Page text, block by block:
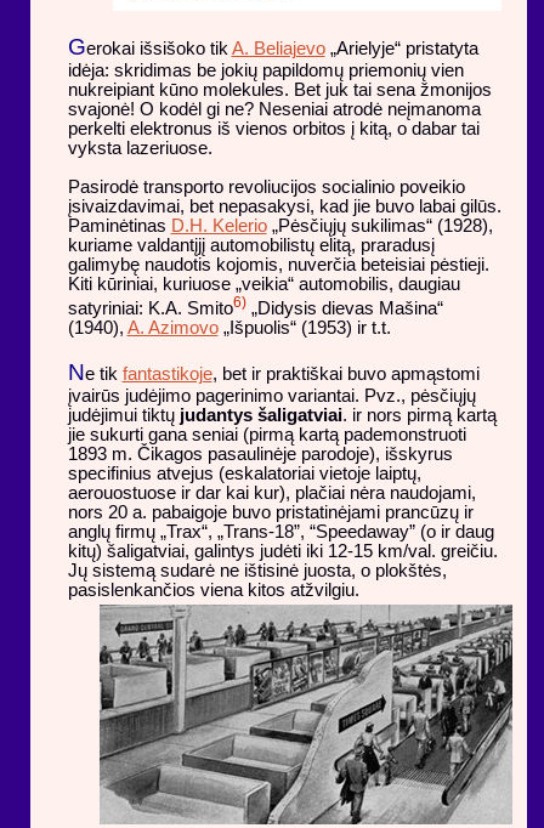
Gerokai išsišoko tik A. Beliajevo„Arielyje“ pristatyta
idėja: skridimas be jokių papildomų priemonių vien
nukreipiant kūno molekules. Bet juk tai sena žmonijos
svajonė! O kodėl gi ne? Neseniai atrodė neįmanoma
perkelti elektronus iš vienos orbitos į kitą, o dabar tai
vyksta lazeriuose.
Pasirodė transporto revoliucijos socialinio poveikio
įsivaizdavimai, bet nepasakysi, kad jie buvo labai gilūs.
Paminėtinas D.H. Kelerio„Pėsčiųjų sukilimas“ (1928),
kuriame valdantįjį automobilistų elitą, praradusį
galimybę naudotis kojomis, nuverčia beteisiai pėstieji.
Kiti kūriniai, kuriuose „veikia“ automobilis, daugiau
satyriniai: K.A. Smito6)„Didysis dievas Mašina“
(1940), A. Azimovo„Išpuolis“ (1953) ir t.t.
Ne tik fantastikoje, bet ir praktiškai buvo apmąstomi
įvairūs judėjimo pagerinimo variantai. Pvz., pėsčiųjų
judėjimui tiktų judantys šaligatviai. ir nors pirmą kartą
jie sukurti gana seniai (pirmą kartą pademonstruoti
1893 m. Čikagos pasaulinėje parodoje), išskyrus
specifinius atvejus (eskalatoriai vietoje laiptų,
aerouostuose ir dar kai kur), plačiai nėra naudojami,
nors 20 a. pabaigoje buvo pristatinėjami prancūzų ir
anglų firmų „Trax“, „Trans-18”, “Speedaway” (o ir daug
kitų) šaligatviai, galintys judėti iki 12-15 km/val. greičiu.
Jų sistemą sudarė ne ištisinė juosta, o plokštės,
pasislenkančios viena kitos atžvilgiu.